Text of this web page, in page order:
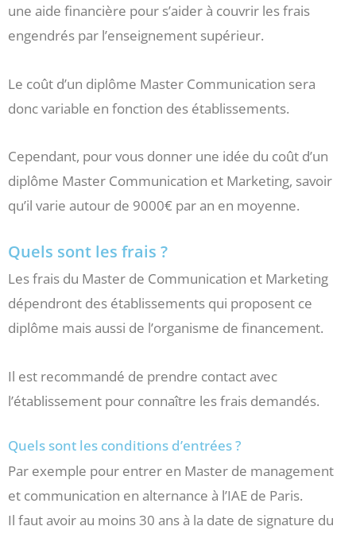
une aide financière pour s’aider à couvrir les frais
engendrés par l’enseignement supérieur.
Le coût d’un diplôme Master Communication sera
donc variable en fonction des établissements.
Cependant, pour vous donner une idée du coût d’un
diplôme Master Communication et Marketing, savoir
qu’il varie autour de 9000€ par an en moyenne.
Quels sont les frais ?
Les frais du Master de Communication et Marketing
dépendront des établissements qui proposent ce
diplôme mais aussi de l’organisme de financement.
Il est recommandé de prendre contact avec
l’établissement pour connaître les frais demandés.
Quels sont les conditions d’entrées ?
Par exemple pour entrer en Master de management
et communication en alternance à l’IAE de Paris.
Il faut avoir au moins 30 ans à la date de signature du